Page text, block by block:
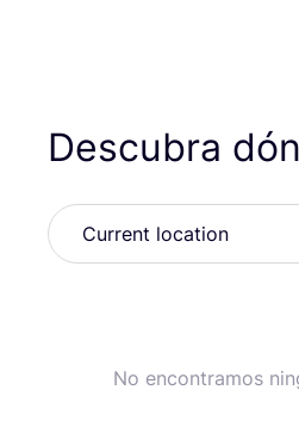
Descubra
No encontramos